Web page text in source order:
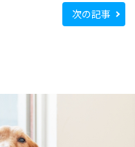
次の記事